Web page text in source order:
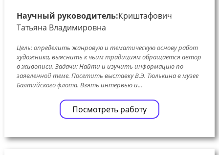
Научный руководитель:Криштафович
Татьяна Владимировна
Цель: определить жанровую и тематическую основу работ
художника, выяснить к чьим традициям обращается автор
в живописи. Задачи: Найти и изучить информацию по
заявленной теме. Посетить выставку В.Э. Тюлькина в музее
Балтийского флота. Взять интервью и...
Посмотреть работу